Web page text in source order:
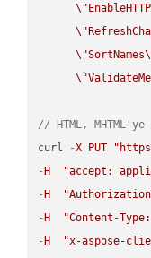
\"
\"
\"SortNames
\"
// HTML,
curl
-X PUT
- H
"accept:
- H
- H
"Content-
- H
"x-aspose-